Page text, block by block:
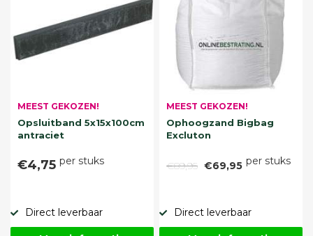
MEEST GEKOZEN!
Opsluitband 5x15x100cm
antraciet
€4,75 per stuks
Direct leverbaar
MEEST GEKOZEN!
Ophoogzand Bigbag
Excluton
€89,95 €69,95 per stuks
Direct leverbaar